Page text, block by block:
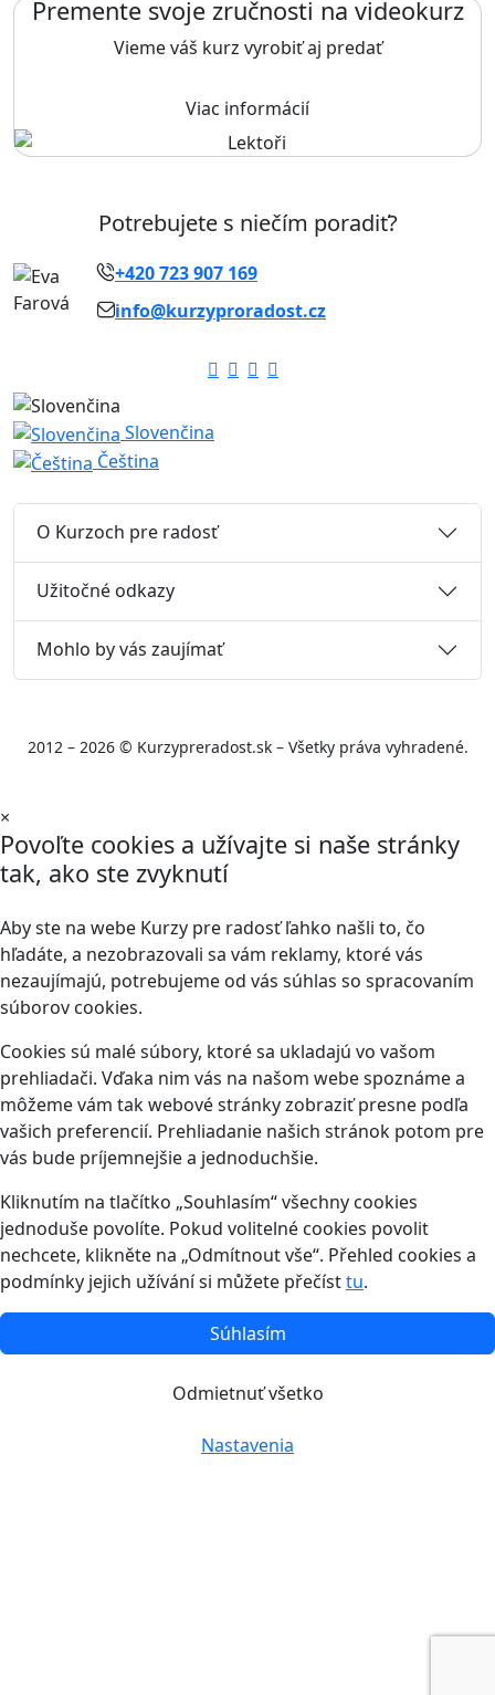
Premente svoje zručnosti na videokurz
Vieme váš kurz vyrobiť aj predať
Viac informácií
Potrebujete s niečím poradiť?
+420 723 907 169
info@kurzyproradost.cz
Slovenčina
Čeština
O Kurzoch pre radosť
Užitočné odkazy
Mohlo by vás zaujímať
2012 – 2026 © Kurzypreradost.sk – Všetky práva vyhradené.
×
Povoľte cookies a užívajte si naše stránky
tak, ako ste zvyknutí
Aby ste na webe Kurzy pre radosť ľahko našli to, čo
hľadáte, a nezobrazovali sa vám reklamy, ktoré vás
nezaujímajú, potrebujeme od vás súhlas so spracovaním
súborov cookies.
Cookies sú malé súbory, ktoré sa ukladajú vo vašom
prehliadači. Vďaka nim vás na našom webe spoznáme a
môžeme vám tak webové stránky zobraziť presne podľa
vašich preferencií. Prehliadanie našich stránok potom pre
vás bude príjemnejšie a jednoduchšie.
Kliknutím na tlačítko „Souhlasím“ všechny cookies
jednoduše povolíte. Pokud volitelné cookies povolit
nechcete, klikněte na „Odmítnout vše“. Přehled cookies a
podmínky jejich užívání si můžete přečísttu.
Súhlasím
Odmietnuť všetko
Nastavenia